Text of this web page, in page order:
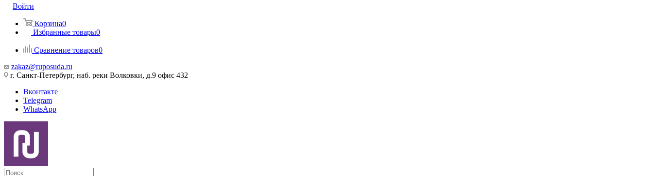
Войти
Корзина0
Избранные товары0
Сравнение товаров0
zakaz@ruposuda.ru
г. Санкт-Петербург, наб. реки Волковки, д.9 офис 432
Вконтакте
Telegram
WhatsApp